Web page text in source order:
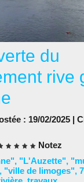
du
rive
: 19/02/2025 |
Notez
, "L'Auzette",
, "ville de limoges",